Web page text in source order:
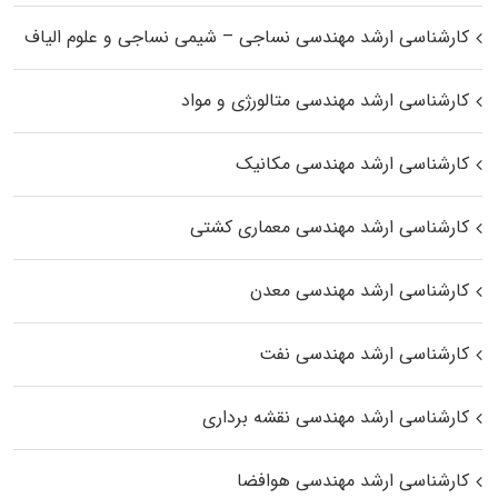
کارشناسی ارشد مهندسی نساجی – شیمی نساجی و علوم الیاف
کارشناسی ارشد مهندسی متالورژی و مواد
کارشناسی ارشد مهندسی مکانیک
کارشناسی ارشد مهندسی معماری کشتی
کارشناسی ارشد مهندسی معدن
کارشناسی ارشد مهندسی نفت
کارشناسی ارشد مهندسی نقشه برداری
کارشناسی ارشد مهندسی هوافضا